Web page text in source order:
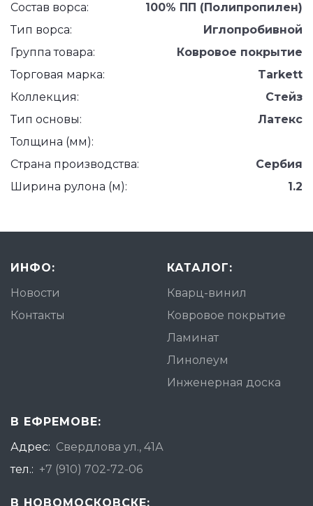
Состав ворса:
100% ПП (Полипропилен)
Тип ворса:
Иглопробивной
Группа товара:
Ковровое покрытие
Торговая марка:
Tarkett
Коллекция:
Стейз
Тип основы:
Латекс
Толщина (мм):
Страна производства:
Сербия
Ширина рулона (м):
1.2
ИНФО:
Новости
Контакты
КАТАЛОГ:
Кварц-винил
Ковровое покрытие
Ламинат
Линолеум
Инженерная доска
В ЕФРЕМОВЕ:
Адрес: Свердлова ул., 41А
тел.: +7 (910) 702-72-06
В НОВОМОСКОВСКЕ: